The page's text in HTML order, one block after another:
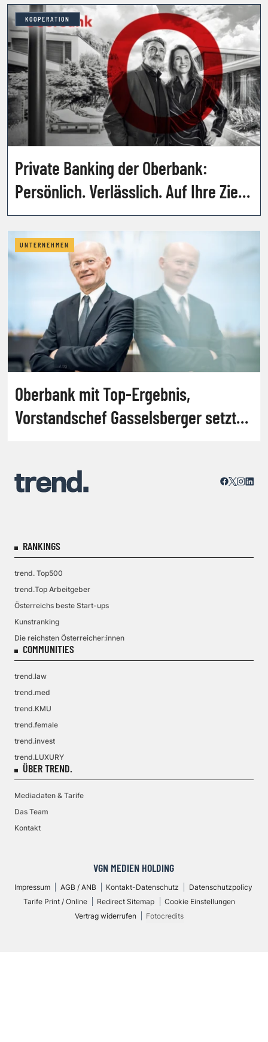
KOOPERATION
Private Banking der Oberbank:
Persönlich. Verlässlich. Auf Ihre Ziele
abgestimmt.
UNTERNEHMEN
Oberbank mit Top-Ergebnis,
Vorstandschef Gasselsberger setzt
RANKINGS
trend. Top500
trend.Top Arbeitgeber
Österreichs beste Start-ups
Kunstranking
Die reichsten Österreicher:innen
COMMUNITIES
trend.law
trend.med
trend.KMU
trend.female
trend.invest
trend.LUXURY
ÜBER TREND.
Mediadaten & Tarife
Das Team
Kontakt
VGN MEDIEN HOLDING
Impressum AGB / ANB Kontakt-Datenschutz
Datenschutzpolicy
Tarife Print / Online
Redirect Sitemap
Cookie Einstellungen
Vertrag widerrufen
Fotocredits